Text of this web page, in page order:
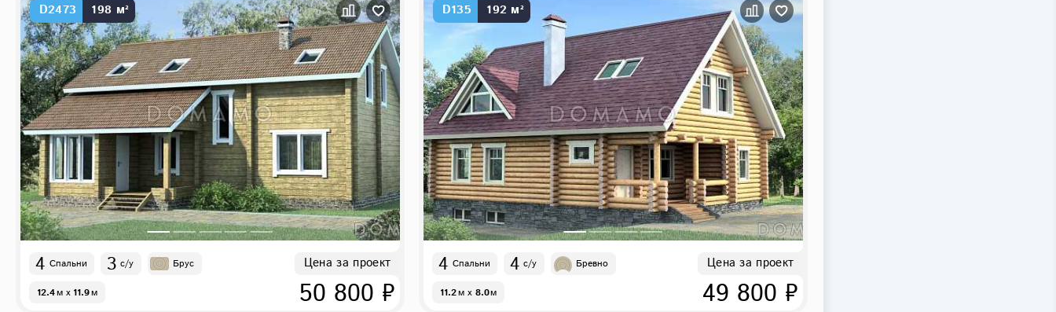
D2473 198 м²
4 Спальни 3 с/у Брус
12.4м x 11.9м
Цена за проект
50 800 ₽
D135 192 м²
4 Спальни 4 с/у Бревно
11.2м x 8.0м
Цена за проект
49 800 ₽